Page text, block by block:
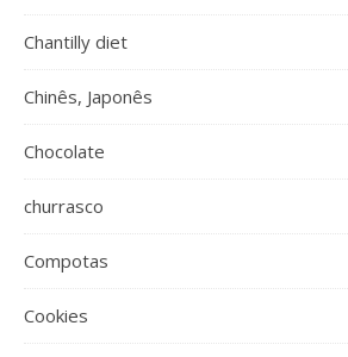
Chantilly diet
Chinês, Japonês
Chocolate
churrasco
Compotas
Cookies